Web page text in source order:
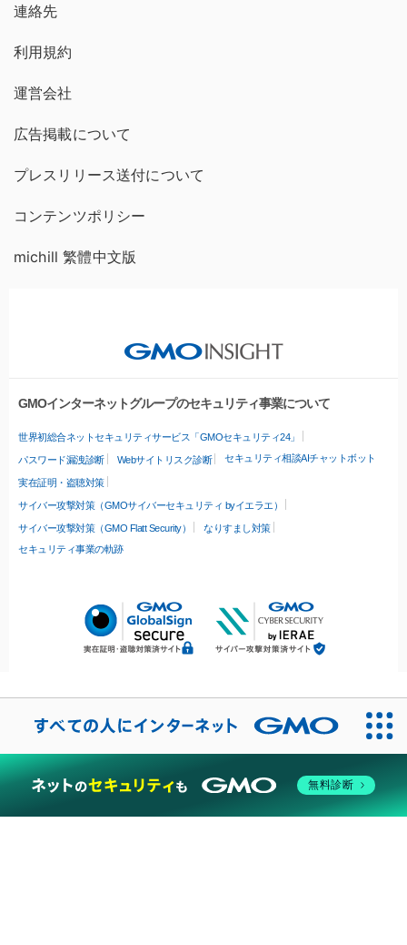
連絡先
利用規約
運営会社
広告掲載について
プレスリリース送付について
コンテンツポリシー
michill 繁體中文版
GMOインターネットグループのセキュリティ事業について
世界初総合ネットセキュリティサービス「GMOセキュリティ24」
パスワード漏洩診断 Webサイトリスク診断 セキュリティ相談AIチャットボット
実在証明・盗聴対策
サイバー攻撃対策（GMOサイバーセキュリティ byイエラエ）
サイバー攻撃対策（GMO Flatt Security）
なりすまし対策
セキュリティ事業の軌跡
無料診断